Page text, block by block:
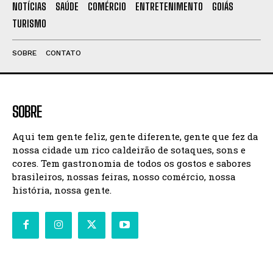
NOTÍCIAS SAÚDE COMÉRCIO ENTRETENIMENTO
GOIÁS
TURISMO
SOBRE CONTATO
SOBRE
Aqui tem gente feliz, gente diferente, gente que fez da
nossa cidade um rico caldeirão de sotaques, sons e
cores. Tem gastronomia de todos os gostos e sabores
brasileiros, nossas feiras, nosso comércio, nossa
história, nossa gente.